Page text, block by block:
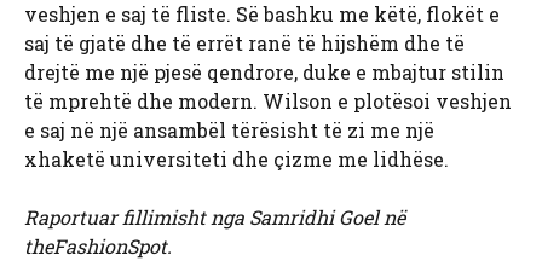
veshjen e saj të fliste. Së bashku me këtë, flokët e
saj të gjatë dhe të errët ranë të hijshëm dhe të
drejtë me një pjesë qendrore, duke e mbajtur stilin
të mprehtë dhe modern. Wilson e plotësoi veshjen
e saj në një ansambël tërësisht të zi me një
xhaketë universiteti dhe çizme me lidhëse.
Raportuar fillimisht nga Samridhi Goel në
theFashionSpot.